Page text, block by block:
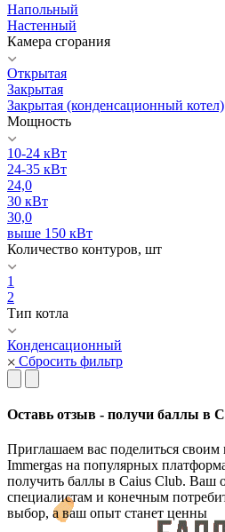
Напольный
Настенный
Камера сгорания
Открытая
Закрытая
Закрытая (конденсационный котел)
Мощность
10-24 кВт
24-35 кВт
24,0
30 кВт
30,0
выше 150 кВт
Количество контуров, шт
1
2
Тип котла
Конденсационный
Сбросить фильтр
Оставь отзыв - получи баллы в
Приглашаем вас поделиться
Immergas на популярных
получить баллы в Caius Club. Ваш
специалистам и конечным
выбор, а ваш опыт станет ценны